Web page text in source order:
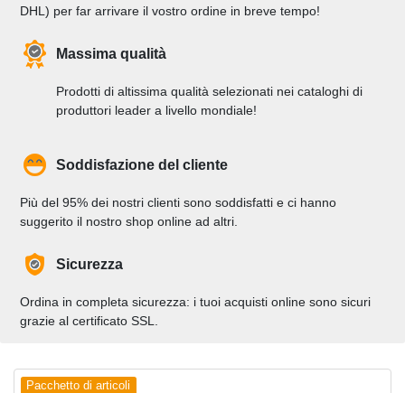
DHL) per far arrivare il vostro ordine in breve tempo!
Massima qualità
Prodotti di altissima qualità selezionati nei cataloghi di
produttori leader a livello mondiale!
Soddisfazione del cliente
Più del 95% dei nostri clienti sono soddisfatti e ci hanno
suggerito il nostro shop online ad altri.
Sicurezza
Ordina in completa sicurezza: i tuoi acquisti online sono sicuri
grazie al certificato SSL.
Pacchetto di articoli